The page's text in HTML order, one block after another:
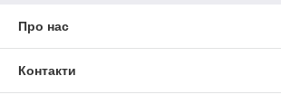
Про нас
Контакти